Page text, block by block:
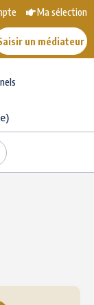
Ma sélection
un médiateur